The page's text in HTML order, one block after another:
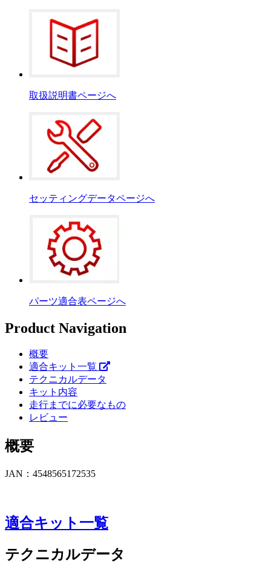
取扱説明書ページへ
セッティングデータページへ
パーツ適合表ページへ
Product Navigation
概要
適合キット一覧
テクニカルデータ
キット内容
走行までに必要なもの
レビュー
概要
JAN：4548565172535
適合キット一覧
テクニカルデータ